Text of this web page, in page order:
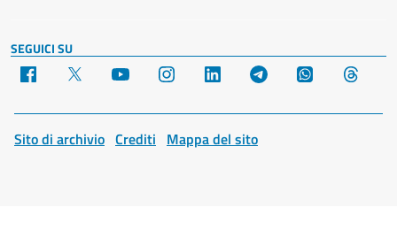
SEGUICI SU
Facebook YouTube Instagram LinkedIn Telegram WhatsApp
Sito di archivio Crediti Mappa del sito